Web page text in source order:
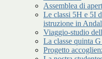
Assemblea di
Le classi 5H e 5I
istruzione in
Viaggio-studio
La classe quinta
Progetto